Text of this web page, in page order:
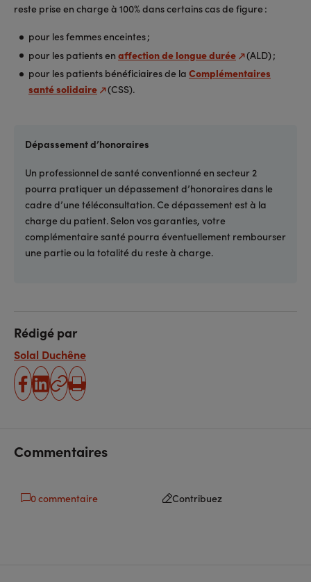
reste prise en charge à 100% dans certains cas de figure :
pour les femmes enceintes ;
pour les patients en affection de longue durée (ALD) ;
pour les patients bénéficiaires de la Complémentaires
santé solidaire (CSS).
Dépassement d’honoraires
Un professionnel de santé conventionné en secteur 2
pourra pratiquer un dépassement d’honoraires dans le
cadre d’une téléconsultation. Ce dépassement est à la
charge du patient. Selon vos garanties, votre
complémentaire santé pourra éventuellement rembourser
une partie ou la totalité du reste à charge.
Rédigé par
Solal Duchêne
partager
partager
Copier
Imprimer
Commentaires
0 commentaire Contribuez